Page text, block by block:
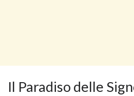
Il Paradiso delle